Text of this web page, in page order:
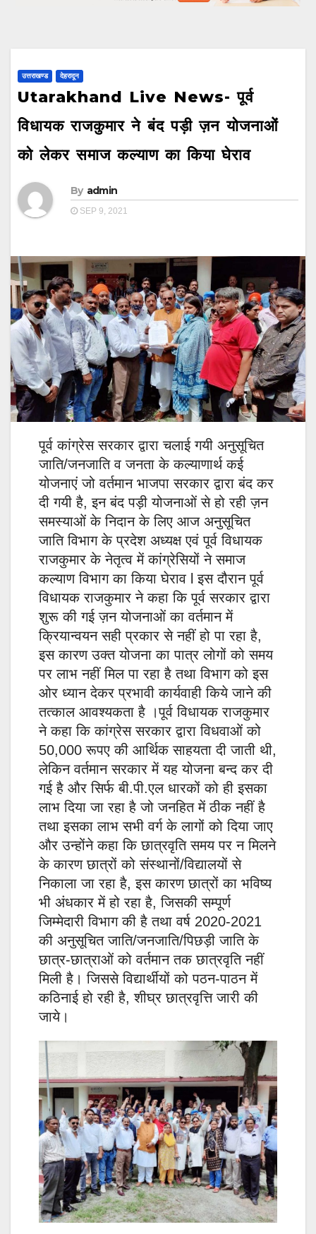
उत्तराखण्ड देहरादून
Utarakhand Live News- पूर्व
विधायक राजकुमार ने बंद पड़ी ज़न योजनाओं
को लेकर समाज कल्याण का किया घेराव
By admin
SEP 9, 2021
पूर्व कांग्रेस सरकार द्वारा चलाई गयी अनुसूचित
जाति/जनजाति व जनता के कल्याणार्थ कई
योजनाएं जो वर्तमान भाजपा सरकार द्वारा बंद कर
दी गयी है, इन बंद पड़ी योजनाओं से हो रही ज़न
समस्याओं के निदान के लिए आज अनुसूचित
जाति विभाग के प्रदेश अध्यक्ष एवं पूर्व विधायक
राजकुमार के नेतृत्व में कांग्रेसियों ने समाज
कल्याण विभाग का किया घेराव l इस दौरान पूर्व
विधायक राजकुमार ने कहा कि पूर्व सरकार द्वारा
शुरू की गई ज़न योजनाओं का वर्तमान में
क्रियान्वयन सही प्रकार से नहीं हो पा रहा है,
इस कारण उक्त योजना का पात्र लोगों को समय
पर लाभ नहीं मिल पा रहा है तथा विभाग को इस
ओर ध्यान देकर प्रभावी कार्यवाही किये जाने की
तत्काल आवश्यकता है ।पूर्व विधायक राजकुमार
ने कहा कि कांग्रेस सरकार द्वारा विधवाओं को
50,000 रूपए की आर्थिक साहयता दी जाती थी,
लेकिन वर्तमान सरकार में यह योजना बन्द कर दी
गई है और सिर्फ बी.पी.एल धारकों को ही इसका
लाभ दिया जा रहा है जो जनहित में ठीक नहीं है
तथा इसका लाभ सभी वर्ग के लागों को दिया जाए
और उन्होंने कहा कि छात्रवृति समय पर न मिलने
के कारण छात्रों को संस्थानों/विद्यालयों से
निकाला जा रहा है, इस कारण छात्रों का भविष्य
भी अंधकार में हो रहा है, जिसकी सम्पूर्ण
जिम्मेदारी विभाग की है तथा वर्ष 2020-2021
की अनुसूचित जाति/जनजाति/पिछड़ी जाति के
छात्र-छात्राओं को वर्तमान तक छात्रवृति नहीं
मिली है। जिससे विद्यार्थीयों को पठन-पाठन में
कठिनाई हो रही है, शीघ्र छात्रवृत्ति जारी की
जाये।